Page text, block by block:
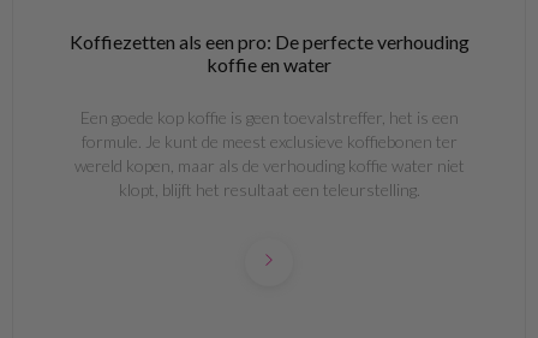
Koffiezetten als een pro: De perfecte verhouding
koffie en water
Een goede kop koffie is geen toevalstreffer, het is een
formule. Je kunt de meest exclusieve koffiebonen ter
wereld kopen, maar als de verhouding koffie water niet
klopt, blijft het resultaat een teleurstelling.